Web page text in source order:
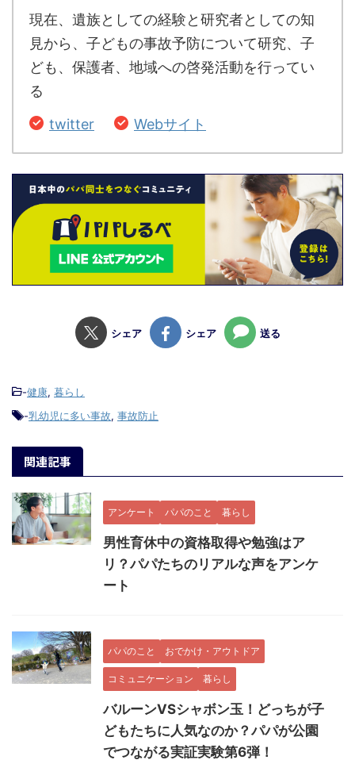
現在、遺族としての経験と研究者としての知
見から、子どもの事故予防について研究、子
ども、保護者、地域への啓発活動を行ってい
る
twitter
Webサイト
シェア シェア 送る
-健康, 暮らし
-乳幼児に多い事故, 事故防止
関連記事
アンケート パパのこと 暮らし
男性育休中の資格取得や勉強はア
リ？パパたちのリアルな声をアンケ
ート
パパのこと おでかけ・アウトドア
コミュニケーション 暮らし
バルーンVSシャボン玉！どっちが子
どもたちに人気なのか？パパが公園
でつながる実証実験第6弾！